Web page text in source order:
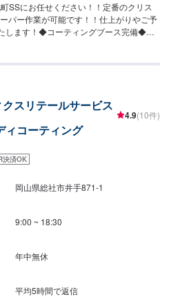
30分〜）メッキモールを白いシミから
プロテクト】（施工時間：5〜8時間）
守ります39,600円（リーフレール同時施
す・フェンダー：6,280円・フル：9,270
ス/アウトランダーマツダCX-3/CX-8/CX-
ムニー/ラパンBMWX1/X3アウディQ2〜
ティークロスメルセデスベンツGLA、
3008/5008テスラモデルX他＜＜施工
SSにお任せください！！定番のクリス
パー作業が可能です！！仕上がりやご予
します！◆コーティングブース完備◆い
間：1時間30分〜3時間）＞一年に一回の
サイズ）＜フレッシュキーパー（作業
独特な防汚能力を持つコーティングです。
で1年耐久！⚪︎施工価格（車サイズ）
円（XLサイズ）＜ダイヤモンドキ
メニュー！二層コーティングで塗装の
メンテで3年耐久！（メンテありで5年
円（SSサイズ）55,100円（Sサイズ）
イズ）70,900円（LLサイズ）90,700円
い部分まで施工）⚪︎施工価格（車サイ
（Sサイズ）90,300円（Mサイズ）
：4時間〜1日）＞ダイヤモンドキーパー
イズ）93,200円（Lサイズ）102,900円
スリテールサービス
ィコーティング
4.9(10件)
決済OK
岡山県総社市井手871-1
9:00 ~ 18:30
年中無休
平均5時間で返信